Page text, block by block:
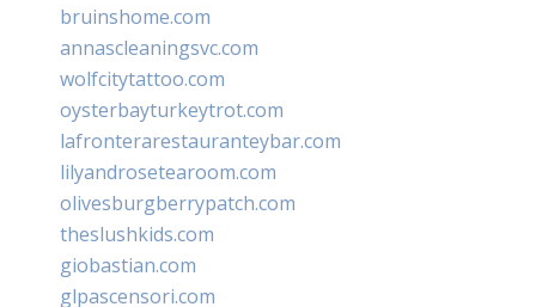
bruinshome.com
annascleaningsvc.com
wolfcitytattoo.com
oysterbayturkeytrot.com
lafronterarestauranteybar.com
lilyandrosetearoom.com
olivesburgberrypatch.com
theslushkids.com
giobastian.com
glpascensori.com